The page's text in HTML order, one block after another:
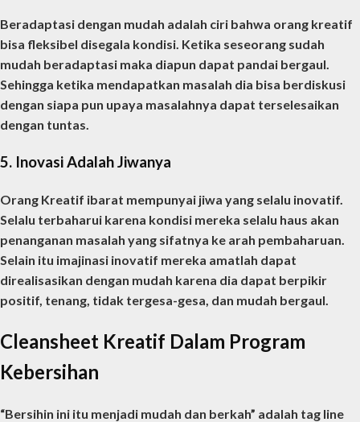
Beradaptasi dengan mudah adalah ciri bahwa orang kreatif
bisa fleksibel disegala kondisi. Ketika seseorang sudah
mudah beradaptasi maka diapun dapat pandai bergaul.
Sehingga ketika mendapatkan masalah dia bisa berdiskusi
dengan siapa pun upaya masalahnya dapat terselesaikan
dengan tuntas.
5. Inovasi Adalah Jiwanya
Orang Kreatif ibarat mempunyai jiwa yang selalu inovatif.
Selalu terbaharui karena kondisi mereka selalu haus akan
penanganan masalah yang sifatnya ke arah pembaharuan.
Selain itu imajinasi inovatif mereka amatlah dapat
direalisasikan dengan mudah karena dia dapat berpikir
positif, tenang, tidak tergesa-gesa, dan mudah bergaul.
Cleansheet Kreatif Dalam Program
Kebersihan
“Bersihin ini itu menjadi mudah dan berkah” adalah tag line